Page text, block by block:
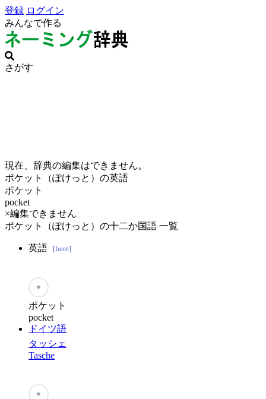
登録 ログイン
みんなで作る
さがす
現在、辞典の編集はできません。
ポケット（ぽけっと）の英語
ポケット
pocket
×編集できません
ポケット（ぽけっと）の十二か国語 一覧
英語 [here]
♥
ポケット
pocket
ドイツ語
タッシェ
Tasche
♥